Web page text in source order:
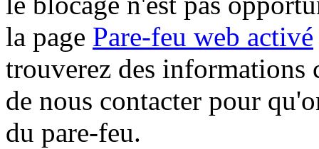
la page Pare-feu web activé
trouverez des informations
de nous contacter pour
du pare-feu.